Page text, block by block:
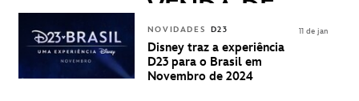
VENDA DE
INGRESSOS
PARA A D23
BRASIL -
UMA
NOVIDADES D23
Disney traz a experiência
D23 para o Brasil em
Novembro de 2024
11 de jan